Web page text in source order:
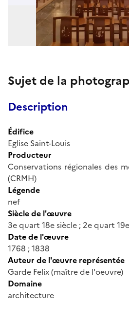
Sujet de la
Description
Édifice
Eglise Saint-Louis
Producteur
Conservations régionales des
(CRMH)
Légende
nef
Siècle de l'œuvre
3e quart 18e siècle ; 2e quart
Date de l'œuvre
1768 ; 1838
Auteur de l'œuvre représentée
Garde Felix (maître de l'oeuvre)
Domaine
architecture